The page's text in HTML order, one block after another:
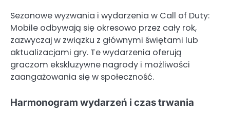
Sezonowe wyzwania i wydarzenia w Call of Duty:
Mobile odbywają się okresowo przez cały rok,
zazwyczaj w związku z głównymi świętami lub
aktualizacjami gry. Te wydarzenia oferują
graczom ekskluzywne nagrody i możliwości
zaangażowania się w społeczność.
Harmonogram wydarzeń i czas trwania